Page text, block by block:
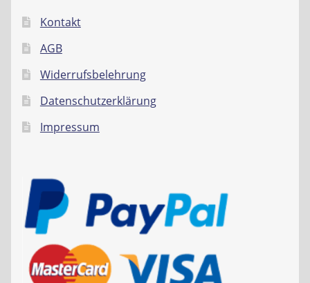
Kontakt
AGB
Widerrufsbelehrung
Datenschutzerklärung
Impressum